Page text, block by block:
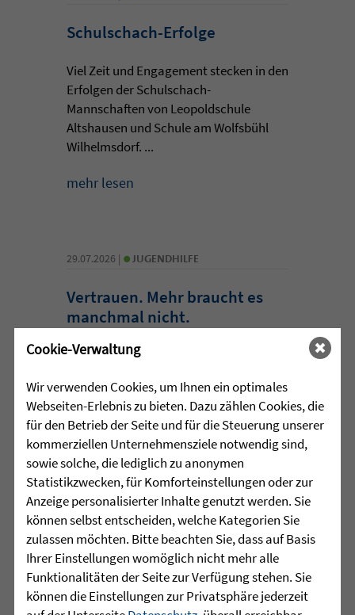
Schulschach-Erfolge
Viel Zeit und Engagement stecken in den
Erfolgen der Schulschach-
Mannschaften von Leopoldschule
Altshausen und Schule am Wolfsbühl
Wilhelmsdorf. ...
mehr lesen
29.07.2026 | • JUGENDHILFE
Vertrauen. Mehr braucht es
manchmal nicht.
Acht junge Menschen feierten Ende Juli
Klasse in der Jugendhilfeeinrichtung
Martinshaus ...
mehr lesen
29.07.2026 |•HÖR-SPRACHZENTRUM
Projektwoche „Aus alt mach
neu“ und 25 Jahre
Sprachheilschule Biberach
Cookie-Verwaltung
Wir verwenden Cookies, um Ihnen ein optimales
Webseiten-Erlebnis zu bieten. Dazu zählen Cookies, die
für den Betrieb der Seite und für die Steuerung unserer
kommerziellen Unternehmensziele notwendig sind,
sowie solche, die lediglich zu anonymen
Statistikzwecken, für Komforteinstellungen oder zur
Anzeige personalisierter Inhalte genutzt werden. Sie
können selbst entscheiden, welche Kategorien Sie
zulassen möchten. Bitte beachten Sie, dass auf Basis
Ihrer Einstellungen womöglich nicht mehr alle
Funktionalitäten der Seite zur Verfügung stehen. Sie
können die Einstellungen zur Privatsphäre jederzeit